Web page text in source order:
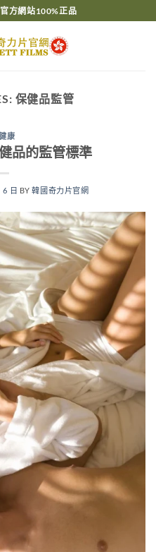
方網站100%正品
保健品監管
康
品的監管標準
6 日 BY韓國奇力片官網